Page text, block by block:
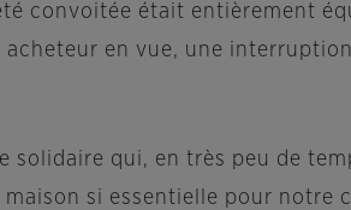
convoitée était entièrement
en vue, une
solidaire qui, en très peu de
si essentielle pour notre